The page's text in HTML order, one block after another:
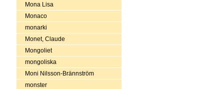
Mona Lisa
Monaco
monarki
Monet, Claude
Mongoliet
mongoliska
Moni Nilsson-Brännström
monster